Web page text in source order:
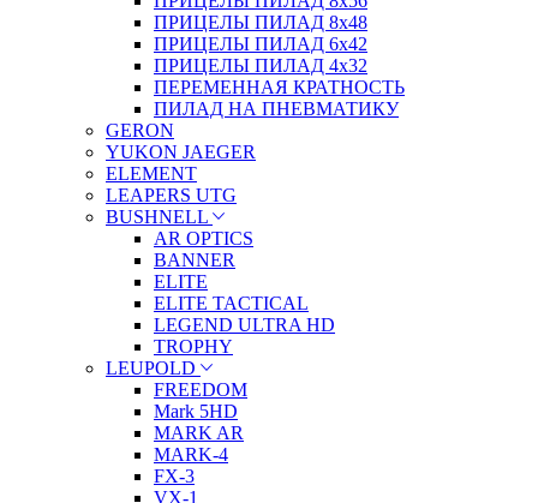
ПРИЦЕЛЫ ПИЛАД 8х48
ПРИЦЕЛЫ ПИЛАД 6х42
ПРИЦЕЛЫ ПИЛАД 4х32
ПЕРЕМЕННАЯ КРАТНОСТЬ
ПИЛАД НА ПНЕВМАТИКУ
GERON
YUKON JAEGER
ELEMENT
LEAPERS UTG
BUSHNELL
AR OPTICS
BANNER
ELITE
ELITE TACTICAL
LEGEND ULTRA HD
TROPHY
LEUPOLD
FREEDOM
Mark 5HD
MARK AR
MARK-4
FX-3
VX-1